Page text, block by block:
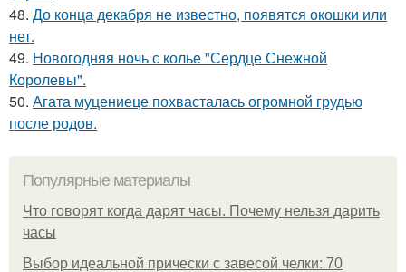
48. До конца декабря не известно, появятся окошки или
нет.
49. Новогодняя ночь с колье "Сердце Снежной
Королевы".
50. Агата муцениеце похвасталась огромной грудью
после родов.
Популярные материалы
Что говорят когда дарят часы. Почему нельзя дарить
часы
Выбор идеальной прически с завесой челки: 70